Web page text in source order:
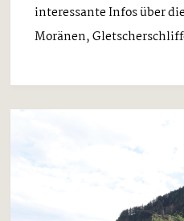
interessante Infos über
Moränen,